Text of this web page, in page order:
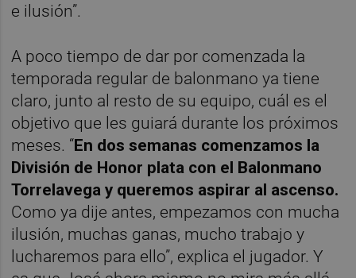
e ilusión”.
A poco tiempo de dar por comenzada la
temporada regular de balonmano ya tiene
claro, junto al resto de su equipo, cuál es el
objetivo que les guiará durante los próximos
meses. “En dos semanas comenzamos la
División de Honor plata con el Balonmano
Torrelavega y queremos aspirar al ascenso.
Como ya dije antes, empezamos con mucha
ilusión, muchas ganas, mucho trabajo y
lucharemos para ello”, explica el jugador. Y